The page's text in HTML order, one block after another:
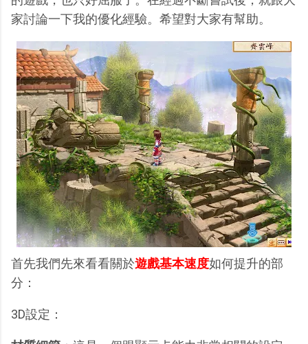
家討論一下我的優化經驗。希望對大家有幫助。
首先我們先來看看關於遊戲基本速度如何提升的部
分：
3D設定：